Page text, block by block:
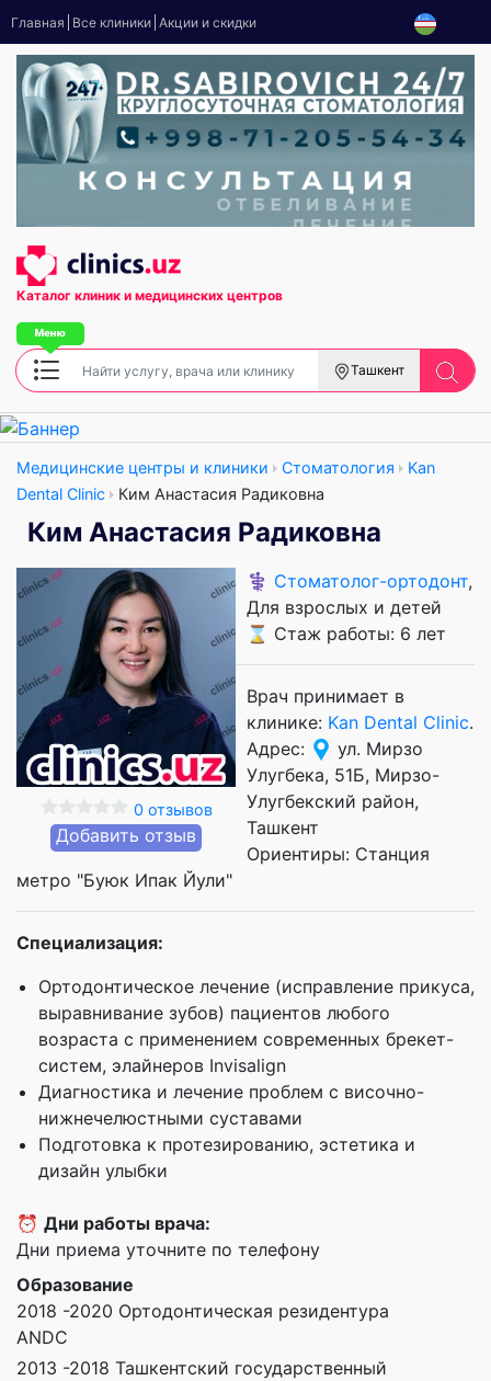
Главная Все клиники Акции и скидки
Каталог клиник и медицинских центров
Ташкент
Медицинские центры и клиники Стоматология
Kan
Dental Clinic
Ким Анастасия Радиковна
Ким Анастасия Радиковна
0 отзывов
Добавить отзыв
⚕️ Стоматолог-ортодонт,
Для взрослых и детей
⌛ Стаж работы: 6 лет
Врач принимает в
клинике: Kan Dental Clinic.
Адрес:
ул. Мирзо
Улугбека, 51Б, Мирзо-
Улугбекский район,
Ташкент
Ориентиры: Станция
метро "Буюк Ипак Йули"
Специализация:
Ортодонтическое лечение (исправление прикуса,
выравнивание зубов) пациентов любого
возраста с применением современных брекет-
систем, элайнеров Invisalign
Диагностика и лечение проблем с височно-
нижнечелюстными суставами
Подготовка к протезированию, эстетика и
дизайн улыбки
⏰ Дни работы врача:
Дни приема уточните по телефону
Образование
2018 -2020 Ортодонтическая резидентура
ANDC
2013 -2018 Ташкентский государственный